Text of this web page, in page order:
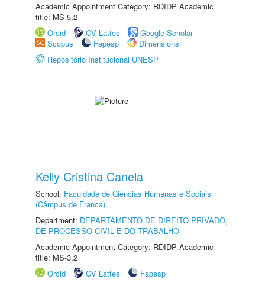
Academic Appointment Category: RDIDP Academic
title: MS-5.2
Orcid
CV Lattes
Google Scholar
Scopus
Fapesp
Dimensions
Repositório Institucional UNESP
Kelly Cristina Canela
School: Faculdade de Ciências Humanas e Sociais
(Câmpus de Franca)
Department: DEPARTAMENTO DE DIREITO PRIVADO,
DE PROCESSO CIVIL E DO TRABALHO
Academic Appointment Category: RDIDP Academic
title: MS-3.2
Orcid
CV Lattes
Fapesp